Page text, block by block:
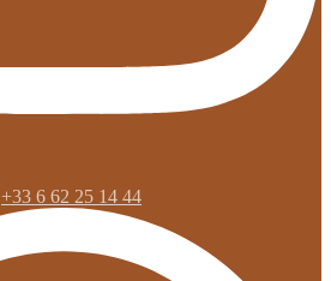
+33 6 62 25 14 44